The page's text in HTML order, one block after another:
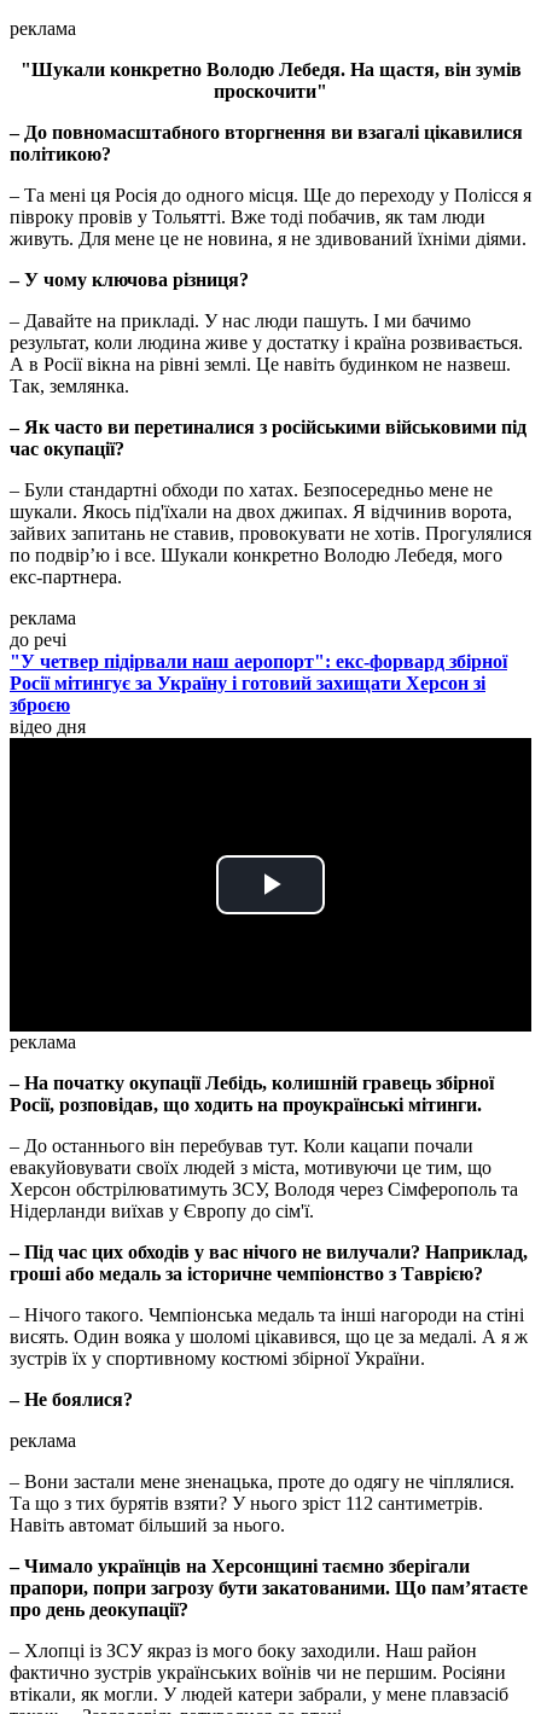
реклама
"Шукали конкретно Володю Лебедя. На щастя, він зумів
проскочити"
– До повномасштабного вторгнення ви взагалі цікавилися
політикою?
– Та мені ця Росія до одного місця. Ще до переходу у Полісся я
півроку провів у Тольятті. Вже тоді побачив, як там люди
живуть. Для мене це не новина, я не здивований їхніми діями.
– У чому ключова різниця?
– Давайте на прикладі. У нас люди пашуть. І ми бачимо
результат, коли людина живе у достатку і країна розвивається.
А в Росії вікна на рівні землі. Це навіть будинком не назвеш.
Так, землянка.
– Як часто ви перетиналися з російськими військовими під
час окупації?
– Були стандартні обходи по хатах. Безпосередньо мене не
шукали. Якось під'їхали на двох джипах. Я відчинив ворота,
зайвих запитань не ставив, провокувати не хотів. Прогулялися
по подвір’ю і все. Шукали конкретно Володю Лебедя, мого
екс-партнера.
реклама
до речі
"У четвер підірвали наш аеропорт": екс-форвард збірної
Росії мітингує за Україну і готовий захищати Херсон зі
зброєю
відео дня
Play
реклама
– На початку окупації Лебідь, колишній гравець збірної
Росії, розповідав, що ходить на проукраїнські мітинги.
– До останнього він перебував тут. Коли кацапи почали
евакуйовувати своїх людей з міста, мотивуючи це тим, що
Херсон обстрілюватимуть ЗСУ, Володя через Сімферополь та
Нідерланди виїхав у Європу до сім'ї.
– Під час цих обходів у вас нічого не вилучали? Наприклад,
гроші або медаль за історичне чемпіонство з Таврією?
– Нічого такого. Чемпіонська медаль та інші нагороди на стіні
висять. Один вояка у шоломі цікавився, що це за медалі. А я ж
зустрів їх у спортивному костюмі збірної України.
– Не боялися?
реклама
– Вони застали мене зненацька, проте до одягу не чіплялися.
Та що з тих бурятів взяти? У нього зріст 112 сантиметрів.
Навіть автомат більший за нього.
– Чимало українців на Херсонщині таємно зберігали
прапори, попри загрозу бути закатованими. Що пам’ятаєте
про день деокупації?
– Хлопці із ЗСУ якраз із мого боку заходили. Наш район
фактично зустрів українських воїнів чи не першим. Росіяни
втікали, як могли. У людей катери забрали, у мене плавзасіб